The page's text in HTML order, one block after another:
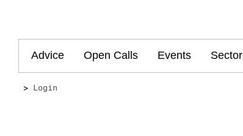
Advice Open Calls Events Sector
Login